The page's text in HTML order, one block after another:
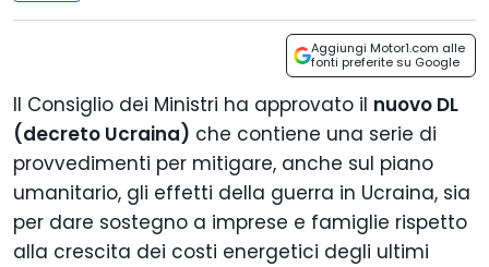
Aggiungi Motor1.com alle
fonti preferite su Google
Il Consiglio dei Ministri ha approvato il nuovo DL
(decreto Ucraina) che contiene una serie di
provvedimenti per mitigare, anche sul piano
umanitario, gli effetti della guerra in Ucraina, sia
per dare sostegno a imprese e famiglie rispetto
alla crescita dei costi energetici degli ultimi